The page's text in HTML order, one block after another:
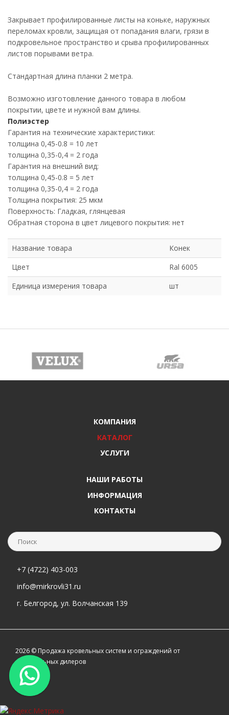
Закрывает профилированные листы на коньке, наружных
переломах кровли, защищая от попадания влаги, грязи в
подкровельное пространство и срыва профилированных
листов порывами ветра.
Стандартная длина планки 2 метра.
Возможно изготовление данного товара в любом
покрытии, цвете и нужной вам длины.
Полиэстер
Гарантия на технические характеристики:
толщина 0,45-0.8 = 10 лет
толщина 0,35-0,4 = 2 года
Гарантия на внешний вид:
толщина 0,45-0.8 = 5 лет
толщина 0,35-0,4 = 2 года
Толщина покрытия: 25 мкм
Поверхность: Гладкая, глянцевая
Обратная сторона в цвет лицевого покрытия: нет
Название товара
Конек
Цвет
Ral 6005
Единица измерения товара
шт
КОМПАНИЯ
КАТАЛОГ
УСЛУГИ
НАШИ РАБОТЫ
ИНФОРМАЦИЯ
КОНТАКТЫ
+7 (4722) 403-003
info@mirkrovli31.ru
г. Белгород, ул. Волчанская 139
2026 © Продажа кровельных систем и ограждений от
официальных дилеров